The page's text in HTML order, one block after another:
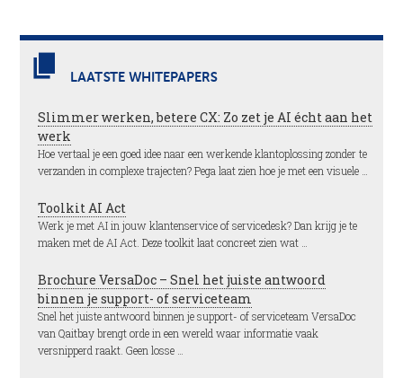
LAATSTE WHITEPAPERS
Slimmer werken, betere CX: Zo zet je AI écht aan het
werk
Hoe vertaal je een goed idee naar een werkende klantoplossing zonder te
verzanden in complexe trajecten? Pega laat zien hoe je met een visuele …
Toolkit AI Act
Werk je met AI in jouw klantenservice of servicedesk? Dan krijg je te
maken met de AI Act. Deze toolkit laat concreet zien wat …
Brochure VersaDoc – Snel het juiste antwoord
binnen je support- of serviceteam
Snel het juiste antwoord binnen je support- of serviceteam VersaDoc
van Qaitbay brengt orde in een wereld waar informatie vaak
versnipperd raakt. Geen losse …